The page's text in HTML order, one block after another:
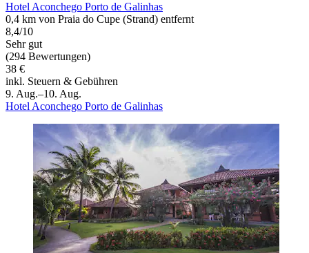
Hotel Aconchego Porto de Galinhas
0,4 km von Praia do Cupe (Strand) entfernt
8,4/10
Sehr gut
(294 Bewertungen)
38 €
inkl. Steuern & Gebühren
9. Aug.–10. Aug.
Hotel Aconchego Porto de Galinhas